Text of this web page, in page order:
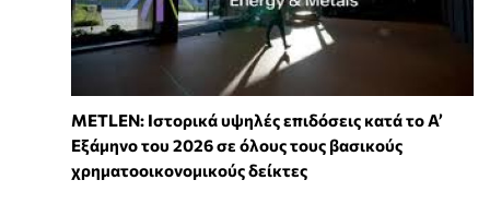
METLEN: Ιστορικά υψηλές επιδόσεις κατά το Α’
Εξάμηνο του 2026 σε όλους τους βασικούς
χρηματοοικονομικούς δείκτες